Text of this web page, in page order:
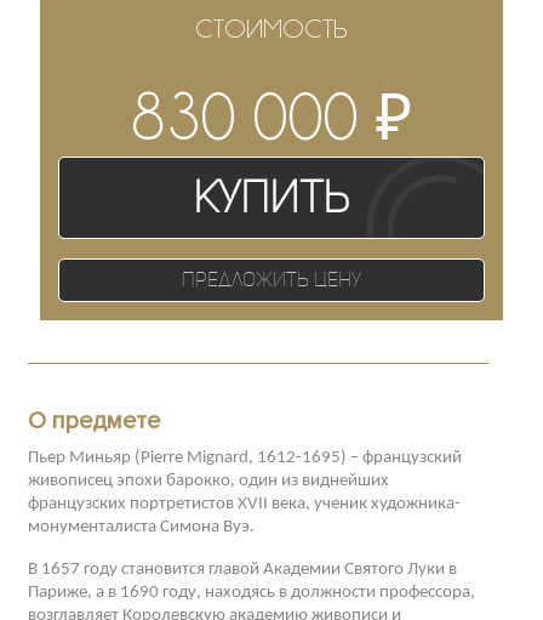
СТОИМОСТЬ
830 000 ₽
Купить
Предложить цену
О предмете
Пьер Миньяр (Pierre Mignard, 1612-1695) – французский
живописец эпохи барокко, один из виднейших
французских портретистов XVII века, ученик художника-
монументалиста Симона Вуэ.
В 1657 году становится главой Академии Святого Луки в
Париже, а в 1690 году, находясь в должности профессора,
возглавляет Королевскую академию живописи и